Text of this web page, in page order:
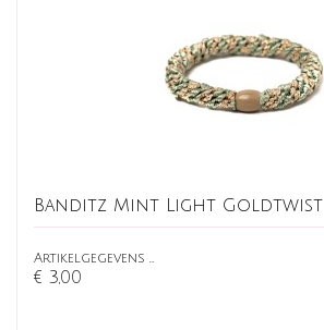
Banditz Mint Light Goldtwist
Artikelgegevens …
€ 3,00